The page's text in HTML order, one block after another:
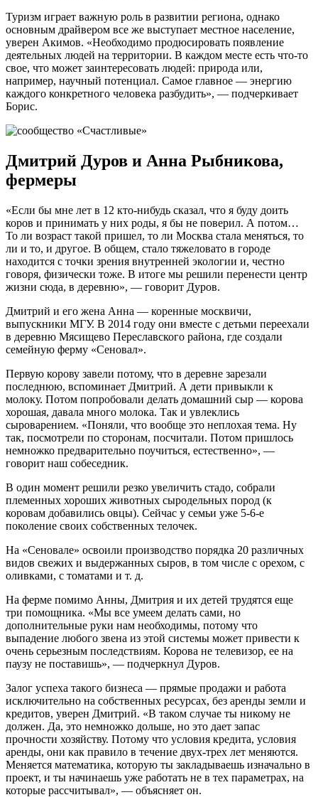
Туризм играет важную роль в развитии региона, однако
основным драйвером все же выступает местное население,
уверен Акимов. «Необходимо продюсировать появление
деятельных людей на территории. В каждом месте есть что-то
свое, что может заинтересовать людей: природа или,
например, научный потенциал. Самое главное — энергию
каждого конкретного человека разбудить», — подчеркивает
Борис.
Дмитрий Дуров и Анна Рыбникова,
фермеры
«Если бы мне лет в 12 кто-нибудь сказал, что я буду доить
коров и принимать у них роды, я бы не поверил. А потом…
То ли возраст такой пришел, то ли Москва стала меняться, то
ли и то, и другое. В общем, стало тяжеловато в городе
находится с точки зрения внутренней экологии и, честно
говоря, физически тоже. В итоге мы решили перенести центр
жизни сюда, в деревню», — говорит Дуров.
Дмитрий и его жена Анна — коренные москвичи,
выпускники МГУ. В 2014 году они вместе с детьми переехали
в деревню Мясищево Переславского района, где создали
семейную ферму «Сеновал».
Первую корову завели потому, что в деревне зарезали
последнюю, вспоминает Дмитрий. А дети привыкли к
молоку. Потом попробовали делать домашний сыр — корова
хорошая, давала много молока. Так и увлеклись
сыроварением. «Поняли, что вообще это неплохая тема. Ну
так, посмотрели по сторонам, посчитали. Потом пришлось
немножко предварительно поучиться, естественно», —
говорит наш собеседник.
В один момент решили резко увеличить стадо, собрали
племенных хороших животных сыродельных пород (к
коровам добавились овцы). Сейчас у семьи уже 5-6-е
поколение своих собственных телочек.
На «Сеновале» освоили производство порядка 20 различных
видов свежих и выдержанных сыров, в том числе с орехом, с
оливками, с томатами и т. д.
На ферме помимо Анны, Дмитрия и их детей трудятся еще
три помощника. «Мы все умеем делать сами, но
дополнительные руки нам необходимы, потому что
выпадение любого звена из этой системы может привести к
очень серьезным последствиям. Корова не телевизор, ее на
паузу не поставишь», — подчеркнул Дуров.
Залог успеха такого бизнеса — прямые продажи и работа
исключительно на собственных ресурсах, без аренды земли и
кредитов, уверен Дмитрий. «В таком случае ты никому не
должен. Да, это немножко дольше, но это дает запас
прочности хозяйству. Потому что условия кредита, условия
аренды, они как правило в течение двух-трех лет меняются.
Меняется математика, которую ты закладываешь изначально в
проект, и ты начинаешь уже работать не в тех параметрах, на
которые рассчитывал», — объясняет он.